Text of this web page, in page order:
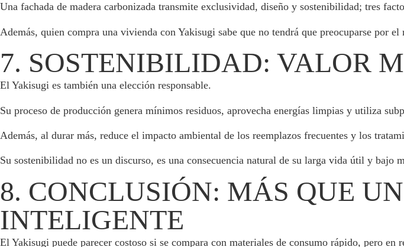
Una fachada de madera carbonizada transmite exclusividad, diseño y sostenibilidad; tres
Además, quien compra una vivienda con Yakisugi sabe que no tendrá que preocuparse por
7. SOSTENIBILIDAD: VALOR
El Yakisugi es también una elección responsable.
Su proceso de producción genera mínimos residuos, aprovecha energías limpias y utiliza
Además, al durar más, reduce el impacto ambiental de los reemplazos frecuentes y los
Su sostenibilidad no es un discurso, es una consecuencia natural de su larga vida útil y bajo
8. CONCLUSIÓN: MÁS QUE
INTELIGENTE
El Yakisugi puede parecer costoso si se compara con materiales de consumo rápido, pero en